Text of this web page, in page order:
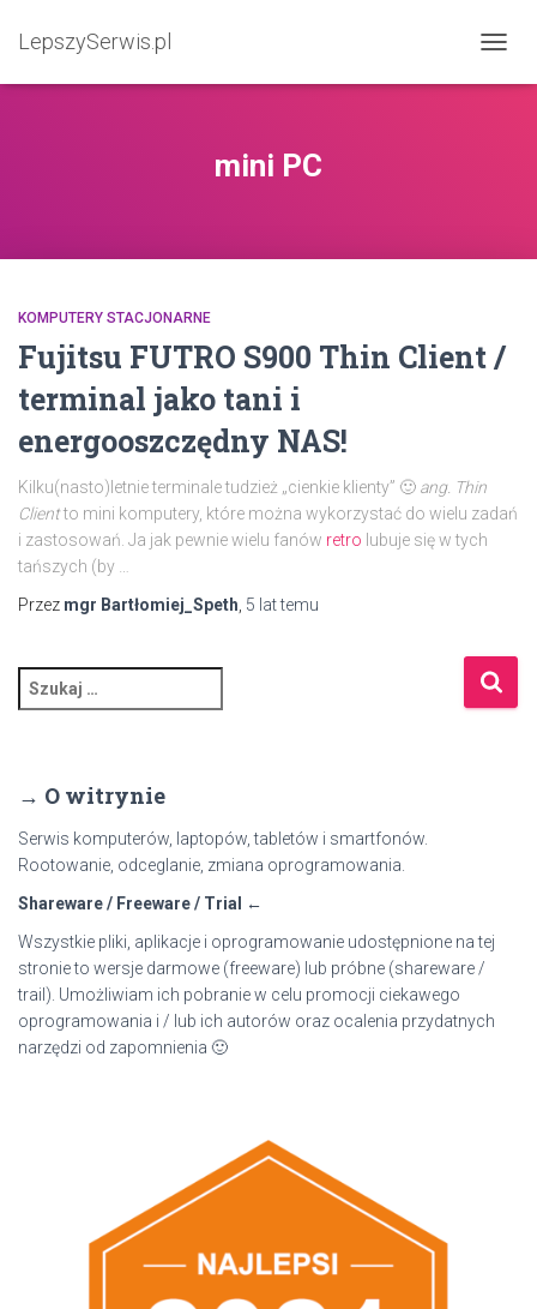
LepszySerwis.pl
mini PC
KOMPUTERY STACJONARNE
Fujitsu FUTRO S900 Thin Client /
terminal jako tani i
energooszczędny NAS!
Kilku(nasto)letnie terminale tudzież „cienkie klienty” 🙂 ang. Thin
Clientto mini komputery, które można wykorzystać do wielu zadań
i zastosowań. Ja jak pewnie wielu fanów retro lubuje się w tych
tańszych (by …
Przez mgr Bartłomiej_Speth 5 lattemu
z
:
→ O witrynie
Serwis komputerów, laptopów, tabletów i smartfonów.
Rootowanie, odceglanie, zmiana oprogramowania.
Shareware / Freeware / Trial ←
Wszystkie pliki, aplikacje i oprogramowanie udostępnione na tej
stronie to wersje darmowe (freeware) lub próbne (shareware /
trail). Umożliwiam ich pobranie w celu promocji ciekawego
oprogramowania i / lub ich autorów oraz ocalenia przydatnych
narzędzi od zapomnienia 🙂